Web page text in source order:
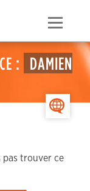
Menu
:
DAMIEN
pas trouver ce